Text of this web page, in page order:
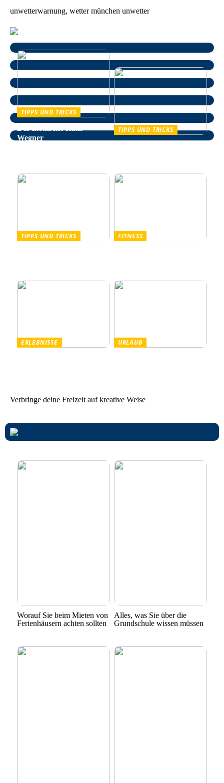
unwetterwarnung, wetter münchen unwetter
TIPPS UND TRICKS
Wegner
TIPPS UND TRICKS
TIPPS UND TRICKS
FITNESS
ERLEBNISSE
URLAUB
Verbringe deine Freizeit auf kreative Weise
Worauf Sie beim Mieten von
Ferienhäusern achten sollten
Alles, was Sie über die
Grundschule wissen müssen